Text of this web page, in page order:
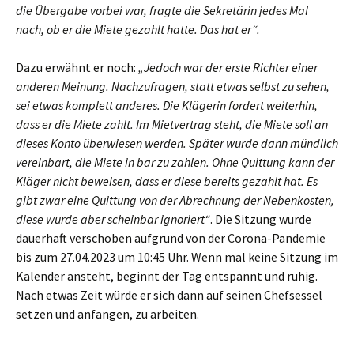
die Übergabe vorbei war, fragte die Sekretärin jedes Mal
nach, ob er die Miete gezahlt hatte. Das hat er“.
Dazu erwähnt er noch: „Jedoch war der erste Richter einer
anderen Meinung. Nachzufragen, statt etwas selbst zu sehen,
sei etwas komplett anderes. Die Klägerin fordert weiterhin,
dass er die Miete zahlt. Im Mietvertrag steht, die Miete soll an
dieses Konto überwiesen werden. Später wurde dann mündlich
vereinbart, die Miete in bar zu zahlen. Ohne Quittung kann der
Kläger nicht beweisen, dass er diese bereits gezahlt hat. Es
gibt zwar eine Quittung von der Abrechnung der Nebenkosten,
diese wurde aber scheinbar ignoriert“. Die Sitzung wurde
dauerhaft verschoben aufgrund von der Corona-Pandemie
bis zum 27.04.2023 um 10:45 Uhr. Wenn mal keine Sitzung im
Kalender ansteht, beginnt der Tag entspannt und ruhig.
Nach etwas Zeit würde er sich dann auf seinen Chefsessel
setzen und anfangen, zu arbeiten.